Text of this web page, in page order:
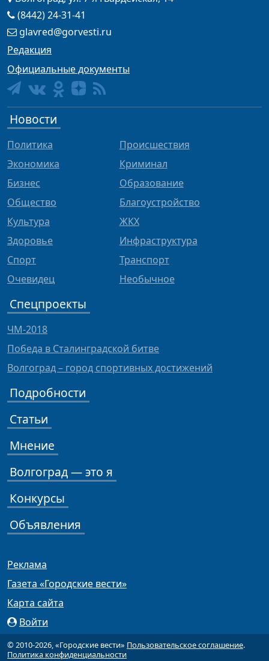
(8442) 24-31-41
glavred@gorvesti.ru
Редакция
Официальные документы
Новости
Политика
Экономика
Бизнес
Общество
Культура
Здоровье
Спорт
Очевидец
Происшествия
Криминал
Образование
Благоустройство
ЖКХ
Инфраструктура
Транспорт
Необычное
Спецпроекты
ЧМ-2018
Победа в Сталинградской битве
Волгоград – город спортивных достижений
Подробности
Статьи
Мнение
Волгоград — это я
Конкурсы
Объявления
Реклама
Газета «Городские вести»
Карта сайта
Войти
© 2010-2026, «Городские вести» Пользовательское соглашение.
Политика конфиденциальности